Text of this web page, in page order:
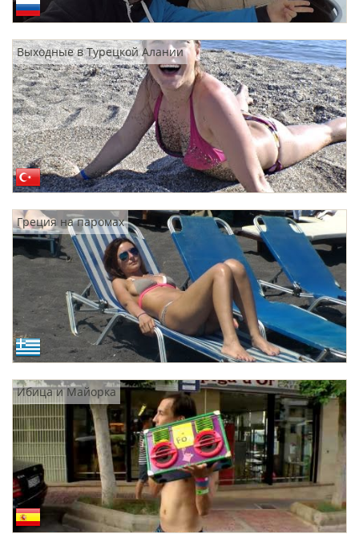
Выходные в Турецкой Алании
Греция на паромах
Ибица и Майорка